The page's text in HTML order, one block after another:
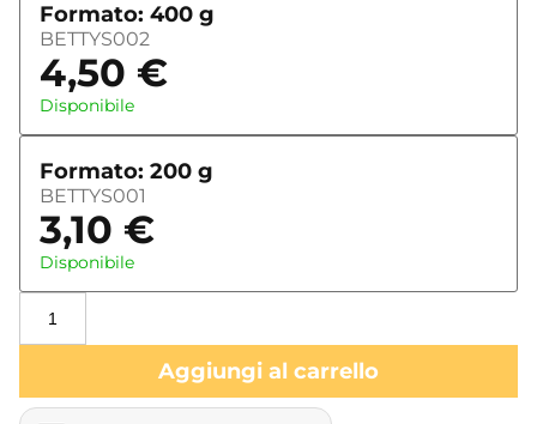
Formato: 400 g
BETTYS002
4,50 €
Disponibile
Formato: 200 g
BETTYS001
3,10 €
Disponibile
Aggiungi al carrello